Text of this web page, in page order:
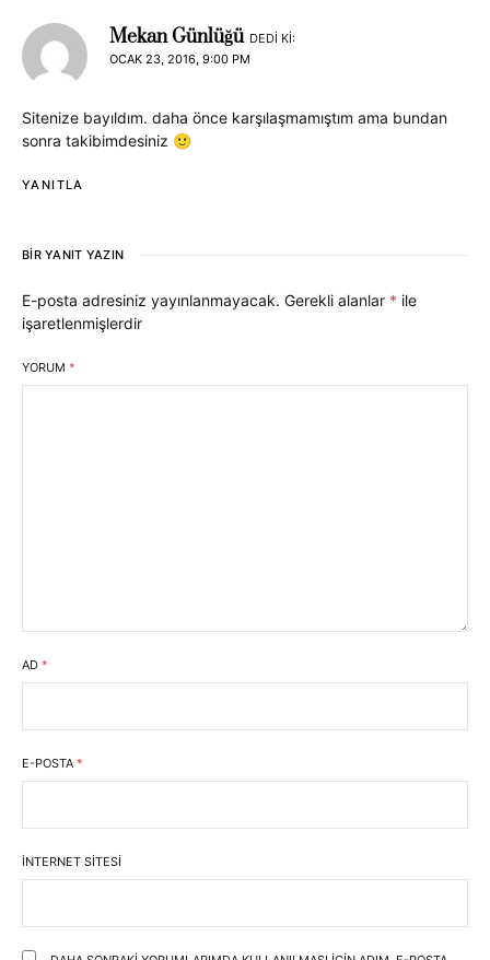
Mekan Günlüğü DEDI KI:
OCAK 23, 2016, 9:00 PM
Sitenize bayıldım. daha önce karşılaşmamıştım ama bundan
sonra takibimdesiniz 🙂
YANITLA
BIR YANIT YAZIN
E-posta adresiniz yayınlanmayacak. Gerekli alanlar * ile
işaretlenmişlerdir
YORUM *
AD *
E-POSTA *
İNTERNET SITESI